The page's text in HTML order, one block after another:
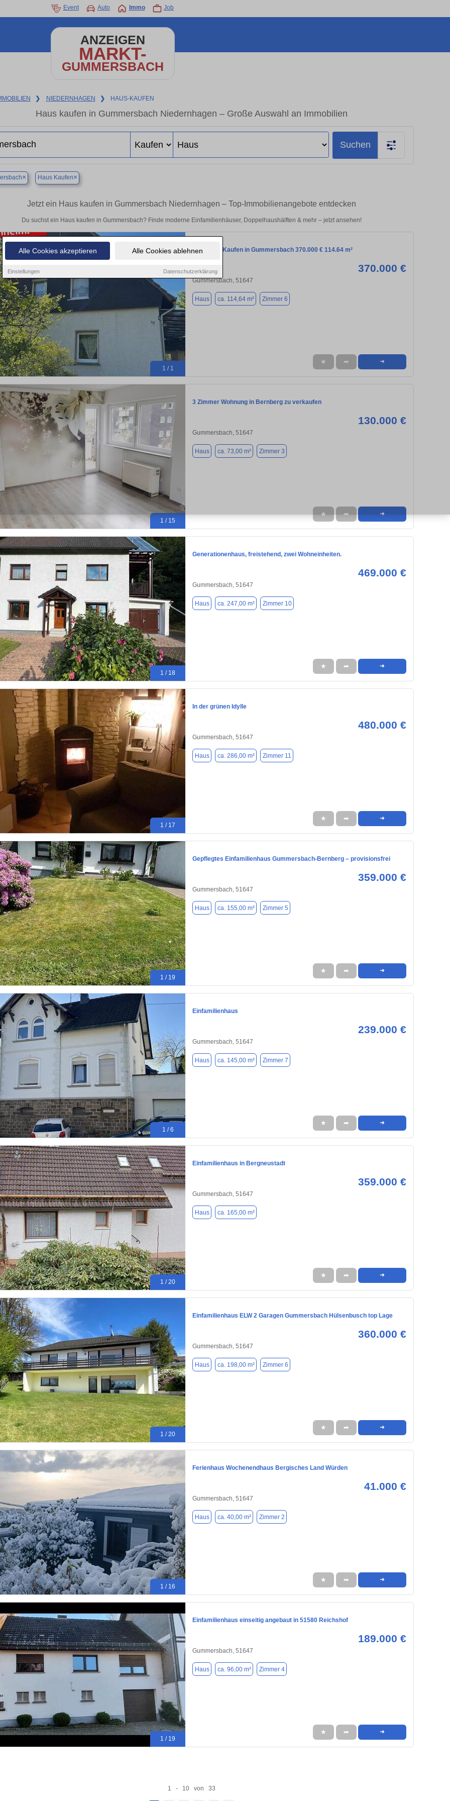
Alle Cookies akzeptieren Alle Cookies ablehnen
Einstellungen Datenschutzerklärung
Event Auto Immo Job
ANZEIGEN
MARKT-
GUMMERSBACH
❯ NIEDERNHAGEN ❯ HAUS-KAUFEN
Haus kaufen in Gummersbach Niedernhagen – Große Auswahl an Immobilien
Suchen
× Haus Kaufen×
Jetzt ein Haus kaufen in Gummersbach Niedernhagen – Top-Immobilienangebote entdecken
Du suchst ein Haus kaufen in Gummersbach? Finde moderne Einfamilienhäuser, Doppelhaushälften & mehr – jetzt ansehen!
1 / 1
Haus zum Kaufen in Gummersbach 370.000 € 114.64 m²
370.000 €
Gummersbach, 51647
Haus ca. 114,64 m² Zimmer 6
★ ➦ ➜
1 / 15
3 Zimmer Wohnung in Bernberg zu verkaufen
130.000 €
Gummersbach, 51647
Haus ca. 73,00 m² Zimmer 3
★ ➦ ➜
1 / 18
Generationenhaus, freistehend, zwei Wohneinheiten.
469.000 €
Gummersbach, 51647
Haus ca. 247,00 m² Zimmer 10
★ ➦ ➜
1 / 17
In der grünen Idylle
480.000 €
Gummersbach, 51647
Haus ca. 286,00 m² Zimmer 11
★ ➦ ➜
1 / 19
Gepflegtes Einfamilienhaus Gummersbach-Bernberg – provisionsfrei
359.000 €
Gummersbach, 51647
Haus ca. 155,00 m² Zimmer 5
★ ➦ ➜
1 / 6
Einfamilienhaus
239.000 €
Gummersbach, 51647
Haus ca. 145,00 m² Zimmer 7
★ ➦ ➜
1 / 20
Einfamilienhaus in Bergneustadt
359.000 €
Gummersbach, 51647
Haus ca. 165,00 m²
★ ➦ ➜
1 / 20
Einfamilienhaus ELW 2 Garagen Gummersbach Hülsenbusch top Lage
360.000 €
Gummersbach, 51647
Haus ca. 198,00 m² Zimmer 6
★ ➦ ➜
1 / 16
Ferienhaus Wochenendhaus Bergisches Land Würden
41.000 €
Gummersbach, 51647
Haus ca. 40,00 m² Zimmer 2
★ ➦ ➜
1 / 19
Einfamilienhaus einseitig angebaut in 51580 Reichshof
189.000 €
Gummersbach, 51647
Haus ca. 96,00 m² Zimmer 4
★ ➦ ➜
1 - 10 von 33